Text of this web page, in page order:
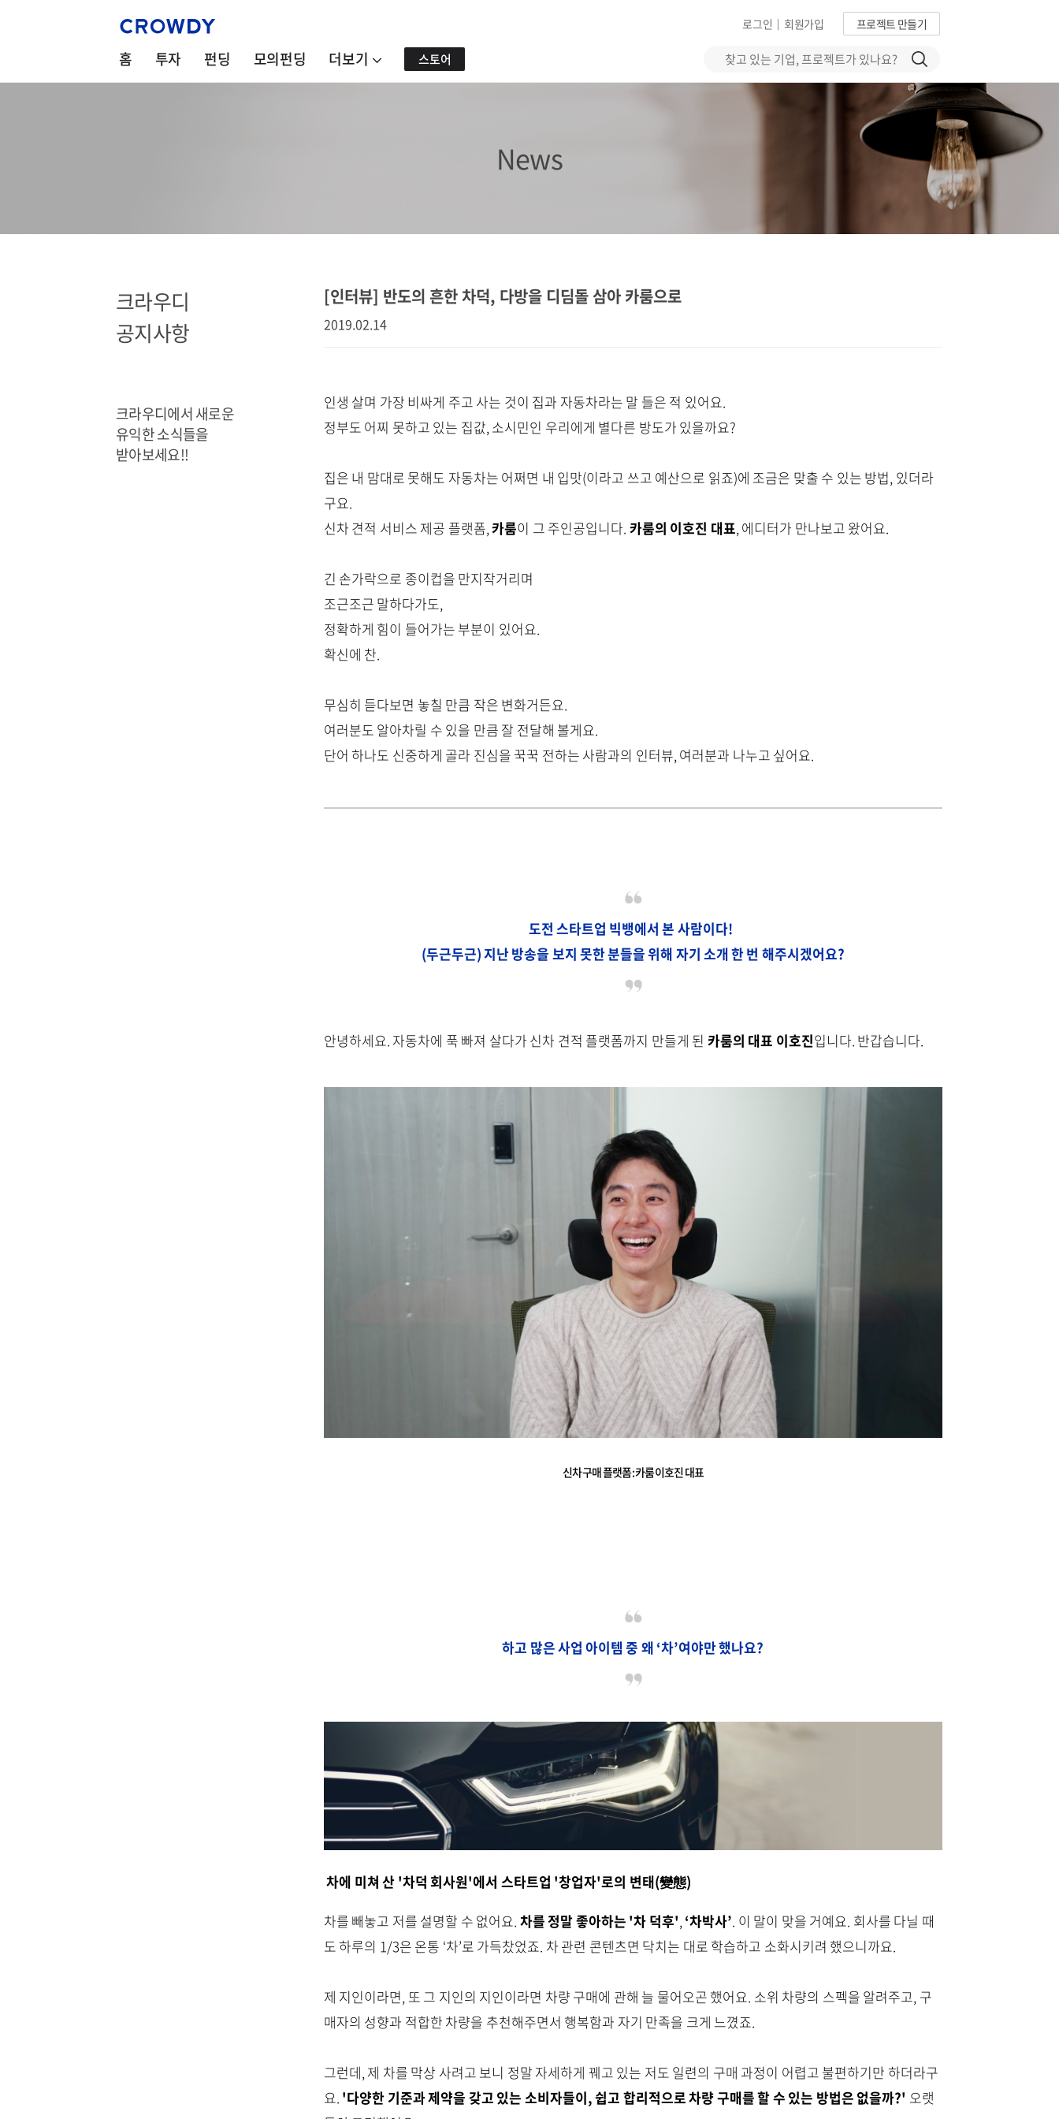
프로젝트 만들기
회원가입
|
로그인
홈 투자 펀딩 모의펀딩 더보기 스토어
News
크라우디
공지사항
크라우디에서 새로운
유익한 소식들을
받아보세요!!
[인터뷰] 반도의 흔한 차덕, 다방을 디딤돌 삼아 카룸으로
2019.02.14
인생 살며 가장 비싸게 주고 사는 것이 집과 자동차라는 말 들은 적 있어요.
정부도 어찌 못하고 있는 집값, 소시민인 우리에게 별다른 방도가 있을까요?
집은 내 맘대로 못해도 자동차는 어쩌면 내 입맛(이라고 쓰고 예산으로 읽죠)에 조금은 맞출 수 있는 방법, 있더라
구요.
신차 견적 서비스 제공 플랫폼,카룸이 그 주인공입니다. 카룸의 이호진 대표, 에디터가 만나보고 왔어요.
긴 손가락으로 종이컵을 만지작거리며
조근조근 말하다가도,
정확하게 힘이 들어가는 부분이 있어요.
확신에 찬.
무심히 듣다보면 놓칠 만큼 작은 변화거든요.
여러분도 알아차릴 수 있을 만큼 잘 전달해 볼게요.
단어 하나도 신중하게 골라 진심을 꾹꾹 전하는 사람과의 인터뷰, 여러분과 나누고 싶어요.
도전 스타트업 빅뱅에서 본 사람이다!
(두근두근) 지난 방송을 보지 못한 분들을 위해 자기 소개 한 번 해주시겠어요?
안녕하세요. 자동차에 푹 빠져 살다가 신차 견적 플랫폼까지 만들게 된 카룸의 대표 이호진입니다. 반갑습니다.
신차 구매 플랫폼 : 카룸 이호진 대표
하고 많은 사업 아이템 중 왜 ‘차’여야만 했나요?
차에 미쳐 산 '차덕 회사원'에서 스타트업 '창업자'로의 변태(變態)
차를 빼놓고 저를 설명할 수 없어요. 차를 정말 좋아하는 '차 덕후', ‘차박사’. 이 말이 맞을 거예요. 회사를 다닐 때
도 하루의 1/3은 온통 ‘차’로 가득찼었죠. 차 관련 콘텐츠면 닥치는 대로 학습하고 소화시키려 했으니까요.
제 지인이라면, 또 그 지인의 지인이라면 차량 구매에 관해 늘 물어오곤 했어요. 소위 차량의 스펙을 알려주고, 구
매자의 성향과 적합한 차량을 추천해주면서 행복함과 자기 만족을 크게 느꼈죠.
그런데, 제 차를 막상 사려고 보니 정말 자세하게 꿰고 있는 저도 일련의 구매 과정이 어렵고 불편하기만 하더라구
요. '다양한 기준과 제약을 갖고 있는 소비자들이, 쉽고 합리적으로 차량 구매를 할 수 있는 방법은 없을까?' 오랫